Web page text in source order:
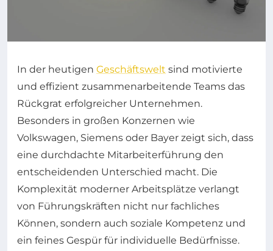
In der heutigen Geschäftswelt sind motivierte
und effizient zusammenarbeitende Teams das
Rückgrat erfolgreicher Unternehmen.
Besonders in großen Konzernen wie
Volkswagen, Siemens oder Bayer zeigt sich, dass
eine durchdachte Mitarbeiterführung den
entscheidenden Unterschied macht. Die
Komplexität moderner Arbeitsplätze verlangt
von Führungskräften nicht nur fachliches
Können, sondern auch soziale Kompetenz und
ein feines Gespür für individuelle Bedürfnisse.